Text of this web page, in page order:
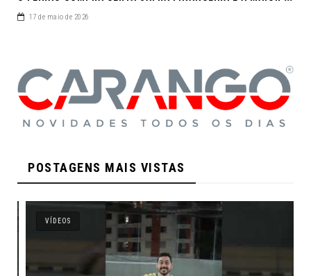
17 de maio de 2026
POSTAGENS MAIS VISTAS
VÍDEOS